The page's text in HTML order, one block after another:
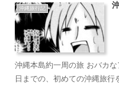
沖縄旅行記
沖縄本島約一周の旅 おバカ
日までの、初めての沖縄旅行